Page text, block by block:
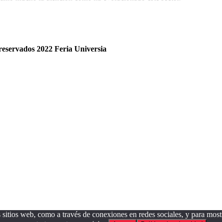
2022 Feria Universia
web, como a través de conexiones en redes sociales, y para